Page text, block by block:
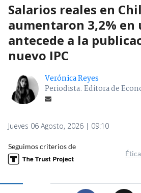
Salarios reales en
aumentaron 3,2% en
antecede a la
nuevo IPC
Verónica Reyes
Periodista. Editora de
Jueves 06 Agosto, 2026 | 09:10
Seguimos criterios de